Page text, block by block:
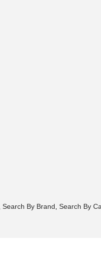
Search By Brand Search By